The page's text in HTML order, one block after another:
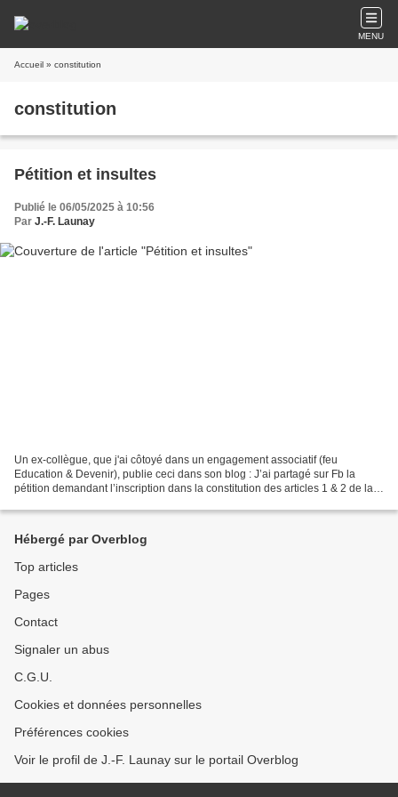
MENU
Accueil » constitution
constitution
Pétition et insultes
Publié le 06/05/2025 à 10:56
Par J.-F. Launay
Un ex-collègue, que j'ai côtoyé dans un engagement associatif (feu
Education & Devenir), publie ceci dans son blog : J’ai partagé sur Fb la
pétition demandant l’inscription dans la constitution des articles 1 & 2 de la
Hébergé par Overblog
Top articles
Pages
Contact
Signaler un abus
C.G.U.
Cookies et données personnelles
Préférences cookies
Voir le profil de J.-F. Launay sur le portail Overblog